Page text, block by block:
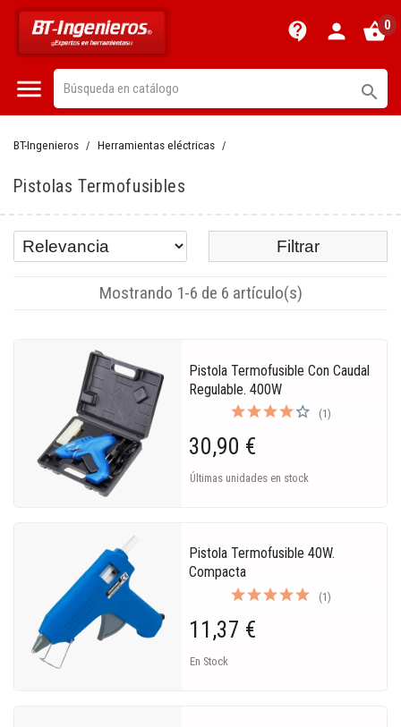
contact_support person shopping_basket0
 
BT-Ingenieros Herramientas eléctricas
Pistolas Termofusibles
Filtrar
Mostrando 1-6 de 6 artículo(s)
Pistola Termofusible Con Caudal
Regulable. 400W
(1)
30,90 €
Últimas unidades en stock
Pistola Termofusible 40W.
Compacta
(1)
11,37 €
En Stock